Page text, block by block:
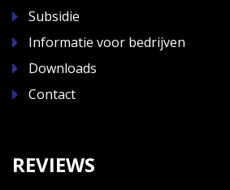
Subsidie
Informatie voor bedrijven
Downloads
Contact
REVIEWS